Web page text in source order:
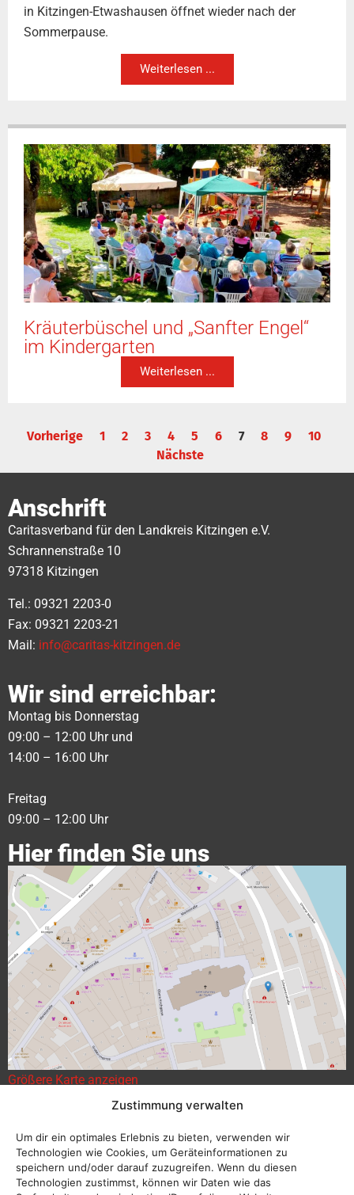
Zustimmung verwalten
Um dir ein optimales Erlebnis zu bieten, verwenden wir
Technologien wie Cookies, um Geräteinformationen zu
speichern und/oder darauf zuzugreifen. Wenn du diesen
Technologien zustimmst, können wir Daten wie das
in Kitzingen-Etwashausen öffnet wieder nach der
Sommerpause.
Weiterlesen ...
Kräuterbüschel und „Sanfter Engel“
im Kindergarten
Weiterlesen ...
Vorherige 1 2 3 4 5 6 7 8 9
10
Nächste
Anschrift
Caritasverband für den Landkreis Kitzingen e.V.
Schrannenstraße 10
97318 Kitzingen
Tel.: 09321 2203-0
Fax: 09321 2203-21
Mail: info@caritas-kitzingen.de
Wir sind erreichbar:
Montag bis Donnerstag
09:00 – 12:00 Uhr und
14:00 – 16:00 Uhr
Freitag
09:00 – 12:00 Uhr
Hier finden Sie uns
Größere Karte anzeigen